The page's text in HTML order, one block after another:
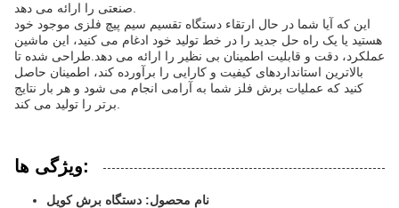
این که آیا شما در حال ارتقاء دستگاه تقسیم سیم پیچ فلزی موجود خود
هستید یا یک راه حل جدید را در خط تولید خود ادغام می کنید، این ماشین
عملکرد، دقت و قابلیت اطمینان بی نظیر را ارائه می دهد.طراحی شده تا
بالاترین استانداردهای کیفیت و کارایی را برآورده کند، اطمینان حاصل
کنید که عملیات برش فلز شما به آرامی انجام می شود و هر بار نتایج
ویژگی ها:
نام محصول: دستگاه برش کویل